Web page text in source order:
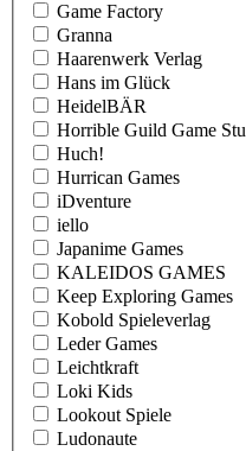
Game Factory
Granna
Haarenwerk Verlag
Hans im Glück
HeidelBÄR
Horrible Guild Game
Huch!
Hurrican Games
iDventure
iello
Japanime Games
KALEIDOS GAMES
Keep Exploring Games
Kobold Spieleverlag
Leder Games
Leichtkraft
Loki Kids
Lookout Spiele
Ludonaute